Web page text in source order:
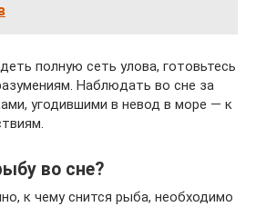
полную сеть улова, готовьтесь
Наблюдать во сне за
угодившими в невод в море — к
во сне?
к чему снится рыба, необходимо